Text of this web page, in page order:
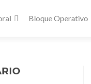
Bloque Operativo